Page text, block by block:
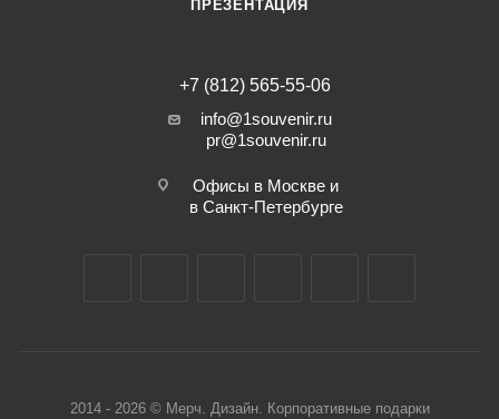
ПРЕЗЕНТАЦИЯ
+7 (812) 565-55-06
info@1souvenir.ru
pr@1souvenir.ru
Офисы в Москве и
в Санкт-Петербурге
2014 - 2026 © Мерч. Дизайн. Корпоративные подарки